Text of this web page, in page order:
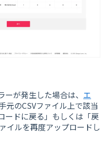
が発生した場合は、 エ
元のCSVファイル上で該当
ードに戻る」もしくは「戻
イルを再度アップロードし